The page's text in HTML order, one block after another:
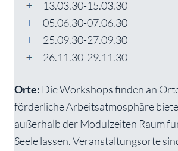
13.03.30-15.03.30
05.06.30-07.06.30
25.09.30-27.09.30
26.11.30-29.11.30
Orte: Die Workshops finden an
förderliche Arbeitsatmosphäre
außerhalb der Modulzeiten Raum
Seele lassen. Veranstaltungsorte